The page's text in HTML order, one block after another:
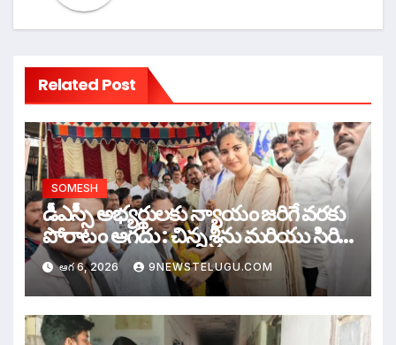
Related Post
SOMESH
డీఎస్సీ అభ్యర్థులకు న్యాయం జరిగే వరకు
పోరాటం ఆగదు : చిన్న శ్రీను మరియు సిరి
సహస్ర
ఆగ 6, 2026 9NEWSTELUGU.COM